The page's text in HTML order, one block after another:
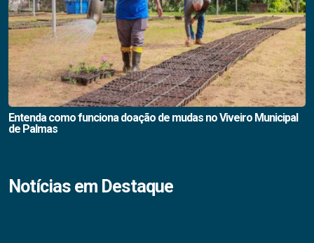
Entenda como funciona doação de mudas no Viveiro Municipal
de Palmas
Notícias em Destaque